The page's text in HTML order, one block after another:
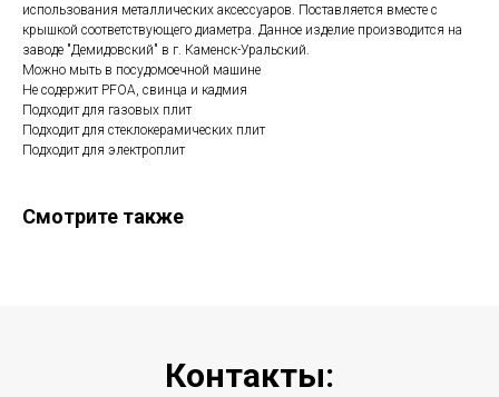
использования металлических аксессуаров. Поставляется вместе с
крышкой соответствующего диаметра. Данное изделие производится на
заводе "Демидовский" в г. Каменск-Уральский.
Можно мыть в посудомоечной машине
Не содержит PFOA, свинца и кадмия
Подходит для газовых плит
Подходит для стеклокерамических плит
Подходит для электроплит
Смотрите также
Контакты: